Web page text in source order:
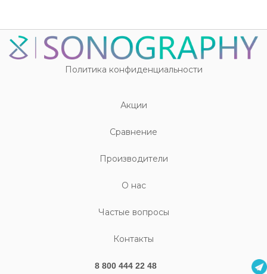
Политика конфиденциальности
Акции
Cравнение
Производители
О нас
Частые вопросы
Контакты
8 800 444 22 48